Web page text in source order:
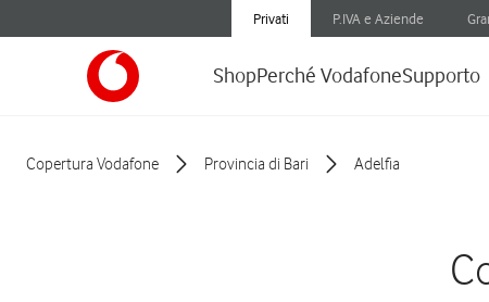
Privati P.IVA e Aziende
ShopPerché VodafoneSupporto
Copertura Vodafone Provincia di Bari Adelfia